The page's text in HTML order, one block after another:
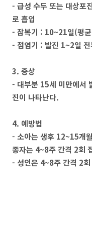
- 급성 수두 또는 대상포
로 흡입
- 잠복기 : 10~21일(평
- 점염기 : 발진 1~2일 전
3. 증상
- 대부분 15세 미만에서
진이 나타난다.
4. 예방법
- 소아는 생후 12~15개
종자는 4~8주 간격 2회
- 성인은 4~8주 간격 2